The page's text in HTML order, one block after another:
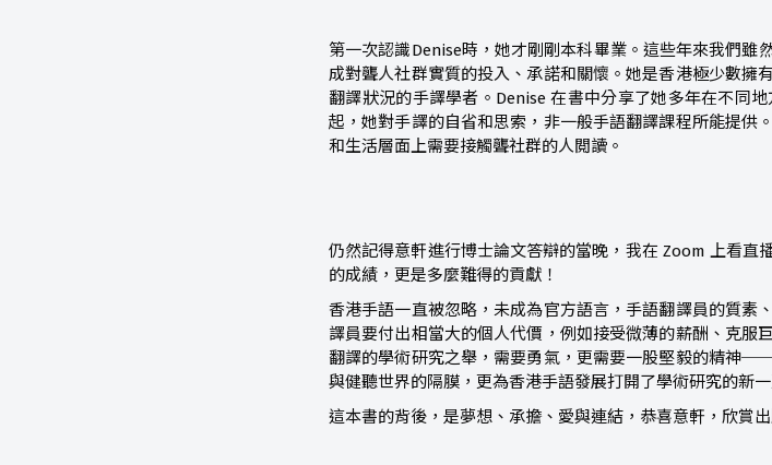
第一次認識Denise時，她才剛剛本科畢業。這些年來我們
成對聾人社群實質的投入、承諾和關懷。她是香港極少數擁
翻譯狀況的手譯學者。Denise 在書中分享了她多年在不同
起，她對手譯的自省和思索，非一般手語翻譯課程所能提供
和生活層面上需要接觸聾社群的人閲讀。
仍然記得意軒進行博士論文答辯的當晚，我在 Zoom 上看
的成績，更是多麼難得的貢獻！
香港手語一直被忽略，未成為官方語言，手語翻譯員的質素
譯員要付出相當大的個人代價，例如接受微薄的薪酬、克
翻譯的學術研究之舉，需要勇氣，更需要一股堅毅的精神
與健聽世界的隔膜，更為香港手語發展打開了學術研究的新一
這本書的背後，是夢想、承擔、愛與連結，恭喜意軒，欣賞